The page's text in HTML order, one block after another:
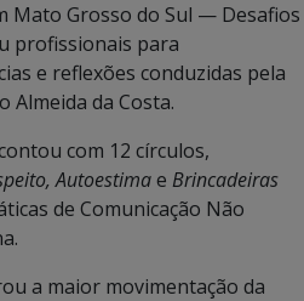
Mato Grosso do Sul — Desafios
profissionais para
e reflexões conduzidas pela
Almeida da Costa.
com 12 círculos,
Autoestimae Brincadeiras
de Comunicação Não
a maior movimentação da